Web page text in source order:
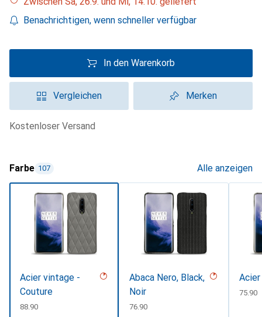
Benachrichtigen, wenn schneller verfügbar
In den Warenkorb
Vergleichen Merken
kostenloser Versand
Farbe 107 Alle anzeigen
Acier vintage -
Couture
CHF
88.90
Abaca Nero, Black,
Noir
CHF
76.90
CHF
75.90